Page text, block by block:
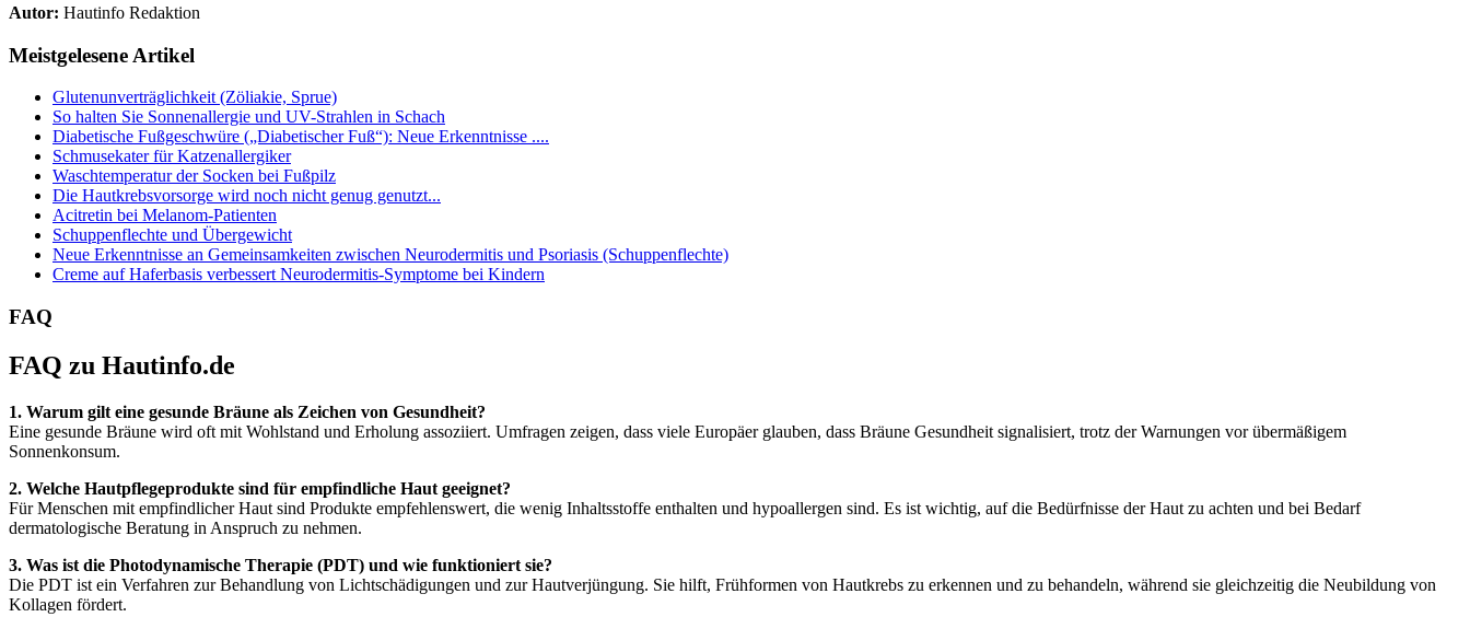
Autor: Hautinfo Redaktion
Meistgelesene Artikel
Glutenunverträglichkeit (Zöliakie, Sprue)
So halten Sie Sonnenallergie und UV-Strahlen in Schach
Diabetische Fußgeschwüre („Diabetischer Fuß“): Neue Erkenntnisse ....
Schmusekater für Katzenallergiker
Waschtemperatur der Socken bei Fußpilz
Die Hautkrebsvorsorge wird noch nicht genug genutzt...
Acitretin bei Melanom-Patienten
Schuppenflechte und Übergewicht
Neue Erkenntnisse an Gemeinsamkeiten zwischen Neurodermitis und Psoriasis (Schuppenflechte)
Creme auf Haferbasis verbessert Neurodermitis-Symptome bei Kindern
FAQ
FAQ zu Hautinfo.de
1. Warum gilt eine gesunde Bräune als Zeichen von Gesundheit?
Eine gesunde Bräune wird oft mit Wohlstand und Erholung assoziiert. Umfragen zeigen, dass viele Europäer glauben, dass Bräune Gesundheit signalisiert, trotz der Warnungen vor übermäßigem
Sonnenkonsum.
2. Welche Hautpflegeprodukte sind für empfindliche Haut geeignet?
Für Menschen mit empfindlicher Haut sind Produkte empfehlenswert, die wenig Inhaltsstoffe enthalten und hypoallergen sind. Es ist wichtig, auf die Bedürfnisse der Haut zu achten und bei Bedarf
dermatologische Beratung in Anspruch zu nehmen.
3. Was ist die Photodynamische Therapie (PDT) und wie funktioniert sie?
Die PDT ist ein Verfahren zur Behandlung von Lichtschädigungen und zur Hautverjüngung. Sie hilft, Frühformen von Hautkrebs zu erkennen und zu behandeln, während sie gleichzeitig die Neubildung von
Kollagen fördert.